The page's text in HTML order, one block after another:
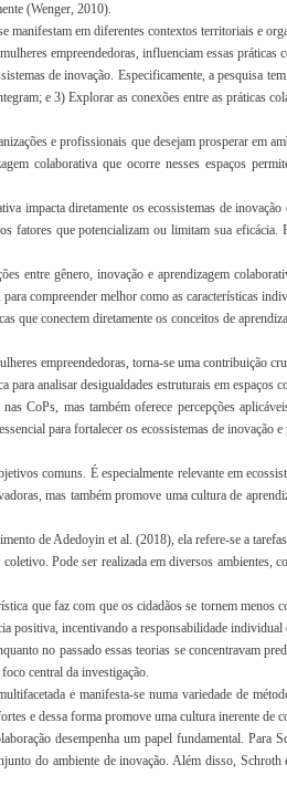
(Wenger, 2010).
em diferentes contextos territoriais e
empreendedoras, influenciam essas práticas
de inovação. Especificamente, a pesquisa
e 3) Explorar as conexões entre as práticas
e profissionais que desejam prosperar em
colaborativa que ocorre nesses espaços
impacta diretamente os ecossistemas de
fatores que potencializam ou limitam sua eficácia.
entre gênero, inovação e aprendizagem
compreender melhor como as características
conectem diretamente os conceitos de
empreendedoras, torna-se uma contribuição
analisar desigualdades estruturais em espaços
CoPs, mas também oferece percepções
para fortalecer os ecossistemas de
comuns. É especialmente relevante em
mas também promove uma cultura de
de Adedoyin et al. (2018), ela refere-se a
Pode ser realizada em diversos ambientes,
que faz com que os cidadãos se tornem
positiva, incentivando a responsabilidade
no passado essas teorias se concentravam
central da investigação.
e manifesta-se numa variedade de
e dessa forma promove uma cultura inerente de
desempenha um papel fundamental.
do ambiente de inovação. Além disso,